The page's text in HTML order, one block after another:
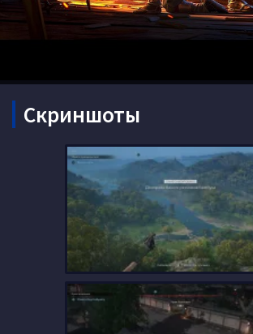
Скриншоты